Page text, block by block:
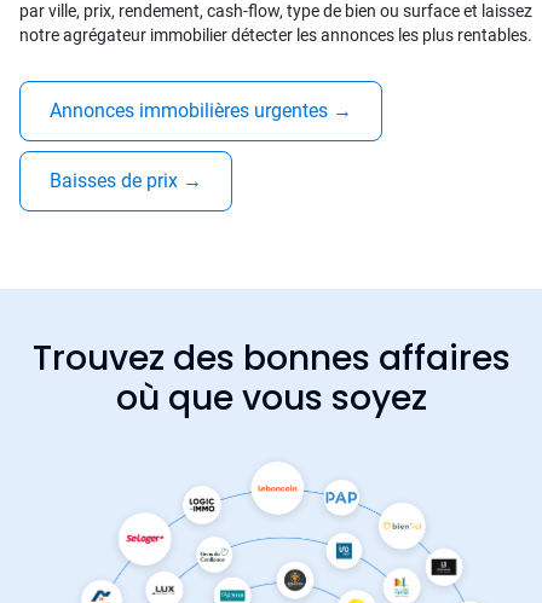
par ville, prix, rendement, cash-flow, type de bien ou surface et laissez
notre agrégateur immobilier détecter les annonces les plus rentables.
Annonces immobilières urgentes →
Baisses de prix →
Trouvez des bonnes affaires
où que vous soyez